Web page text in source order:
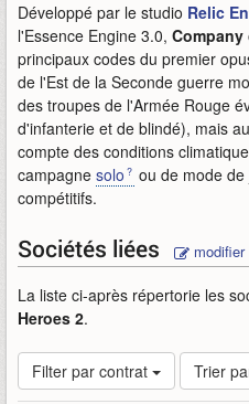
Développé par le studio Relic
l'Essence Engine 3.0, Company
principaux codes du premier
de l'Est de la Seconde guerre
des troupes de l'Armée Rouge
d'infanterie et de blindé), mais
compte des conditions
campagne solo
ou de mode
compétitifs.
Sociétés liées modifier
La liste ci-après répertorie les
Heroes 2.
Filter par contrat Trier